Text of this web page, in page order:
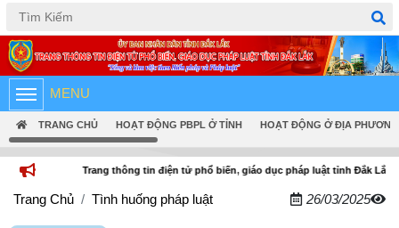
Tiếng Việt English
MENU
TRANG CHỦ HOẠT ĐỘNG PBPL Ở TỈNH HOẠT ĐỘNG Ở ĐỊA PHƯƠNG
Trang thông tin điện tử phổ biến, giáo dục pháp luật tỉnh Đắk Lắk
Trang Chủ Tình huống pháp luật 26/03/2025